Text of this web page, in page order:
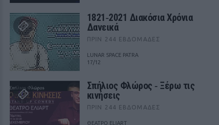
1821‑2021 Διακόσια Χρόνια
Δανεικά
ΠΡΙΝ 244 ΕΒΔΟΜΆΔΕΣ
LUNAR SPACE PATRA
17/12
Σπήλιος Φλώρος ‑ Ξέρω τις
κινήσεις
ΠΡΙΝ 244 ΕΒΔΟΜΆΔΕΣ
ΘΕΑΤΡΟ ELIART